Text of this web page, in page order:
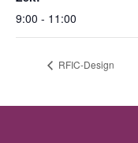
9:00 - 11:00
RFIC-Design